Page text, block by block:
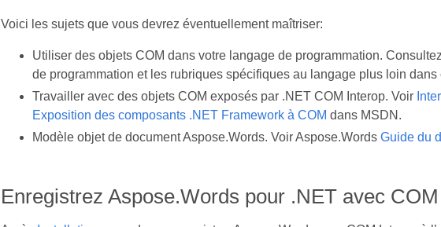
Voici les sujets que vous devrez éventuellement maîtriser:
Utiliser des objets COM dans votre langage de programmation.
de programmation et les rubriques spécifiques au langage plus loin dans
Travailler avec des objets COM exposés par .NET COM Interop. Voir
Exposition des composants .NET Framework à COM dans MSDN.
Modèle objet de document Aspose.Words. Voir Aspose.Words Guide du
Enregistrez Aspose.Words pour .NET avec